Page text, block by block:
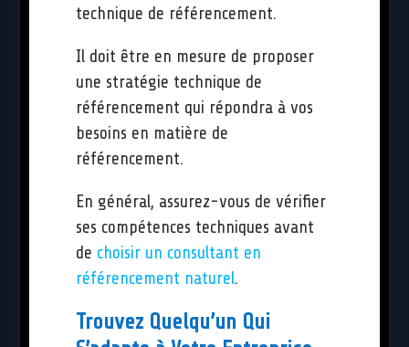
technique de référencement.
Il doit être en mesure de proposer
une stratégie technique de
référencement qui répondra à vos
besoins en matière de
référencement.
En général, assurez-vous de vérifier
ses compétences techniques avant
de choisir un consultant en
référencement naturel.
Trouvez Quelqu’un Qui